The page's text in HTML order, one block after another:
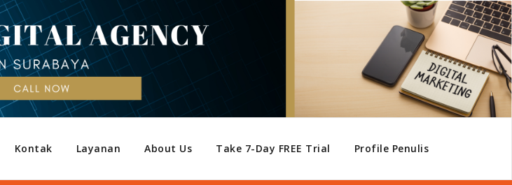
Kontak Layanan About Us Take 7-Day FREE Trial Profile Penulis